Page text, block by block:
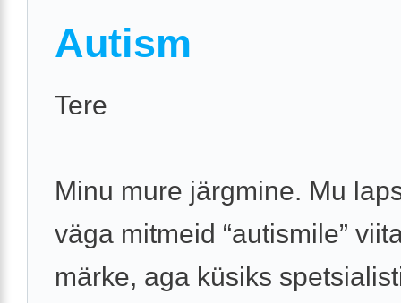
Autism
Tere
Minu mure järgmine. Mu
väga mitmeid “autismile”
märke, aga küsiks